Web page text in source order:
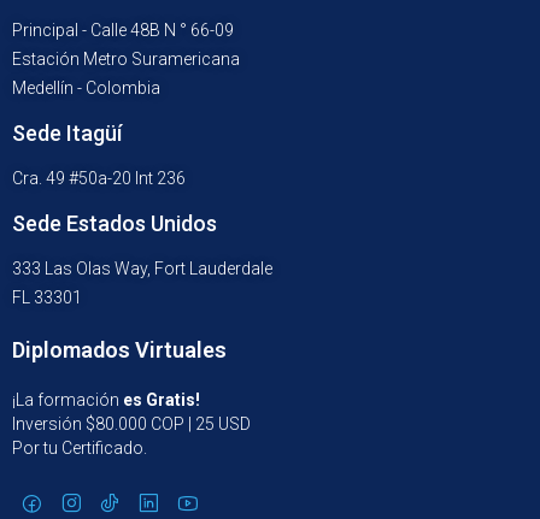
Principal - Calle 48B N ° 66-09
Estación Metro Suramericana
Medellín - Colombia
Sede Itagüí
Cra. 49 #50a-20 Int 236
Sede Estados Unidos
333 Las Olas Way, Fort Lauderdale
FL 33301
Diplomados Virtuales
¡La formación es Gratis!
Inversión $80.000 COP | 25 USD
Por tu Certificado.